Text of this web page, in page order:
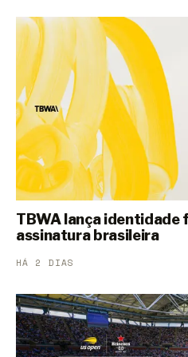
TBWA lança identidade
assinatura brasileira
HÁ 2 DIAS